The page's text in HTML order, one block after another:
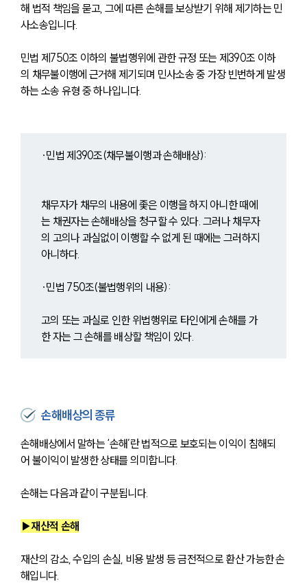
해 법적 책임을 묻고, 그에 따른 손해를 보상받기 위해 제기하는 민
사소송입니다.
민법 제750조 이하의 불법행위에 관한 규정 또는 제390조 이하
의 채무불이행에 근거해 제기되며 민사소송 중 가장 빈번하게 발생
하는 소송 유형 중 하나입니다.
∙민법 제390조(채무불이행과 손해배상):
채무자가 채무의 내용에 좇은 이행을 하지 아니한 때에
는 채권자는 손해배상을 청구할 수 있다. 그러나 채무자
의 고의나 과실없이 이행할 수 없게 된 때에는 그러하지
아니하다.
∙민법 750조(불법행위의 내용):
고의 또는 과실로 인한 위법행위로 타인에게 손해를 가
한 자는 그 손해를 배상할 책임이 있다.
손해배상의 종류
손해배상에서 말하는 ‘손해’란 법적으로 보호되는 이익이 침해되
어 불이익이 발생한 상태를 의미합니다.
손해는 다음과 같이 구분됩니다.
▶재산적 손해
재산의 감소, 수입의 손실, 비용 발생 등 금전적으로 환산 가능한 손
해입니다.